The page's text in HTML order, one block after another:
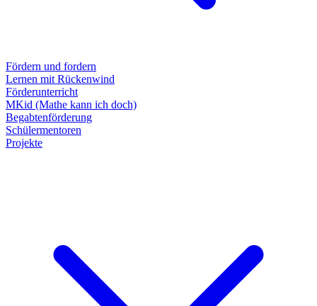
Fördern und fordern
Lernen mit Rückenwind
Förderunterricht
MKid (Mathe kann ich doch)
Begabtenförderung
Schülermentoren
Projekte